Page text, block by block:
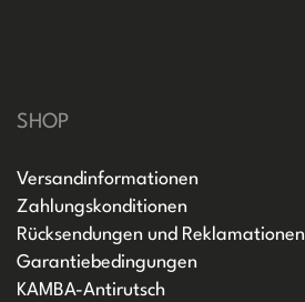
SHOP
Versandinformationen
Zahlungskonditionen
Rücksendungen und Reklamationen
Garantiebedingungen
KAMBA-Antirutsch